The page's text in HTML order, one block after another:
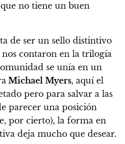
no tiene un buen
de ser un sello distintivo
contaron en la trilogía
se unía en un
Michael Myers, aquí el
pero para salvar a las
parecer una posición
por cierto), la forma en
deja mucho que desear.